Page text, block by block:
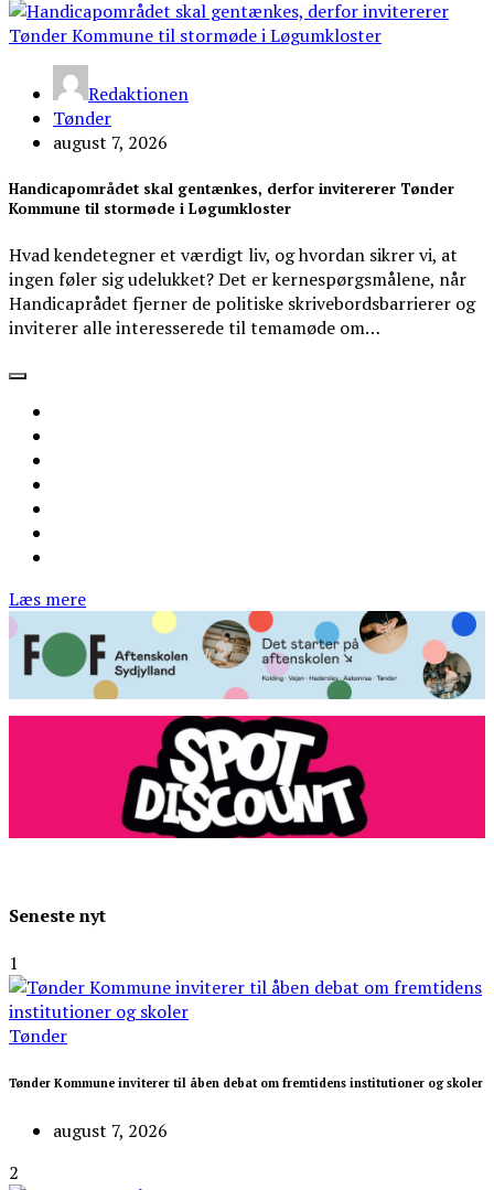
Redaktionen
Tønder
august 7, 2026
Handicapområdet skal gentænkes, derfor invitererer Tønder
Kommune til stormøde i Løgumkloster
Hvad kendetegner et værdigt liv, og hvordan sikrer vi, at
ingen føler sig udelukket? Det er kernespørgsmålene, når
Handicaprådet fjerner de politiske skrivebordsbarrierer og
inviterer alle interesserede til temamøde om…
Læs mere
Seneste nyt
1
Tønder
Tønder Kommune inviterer til åben debat om fremtidens institutioner og skoler
august 7, 2026
2